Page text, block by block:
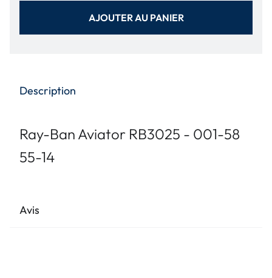
AJOUTER AU PANIER
Description
Ray-Ban Aviator RB3025 - 001-58
55-14
Avis